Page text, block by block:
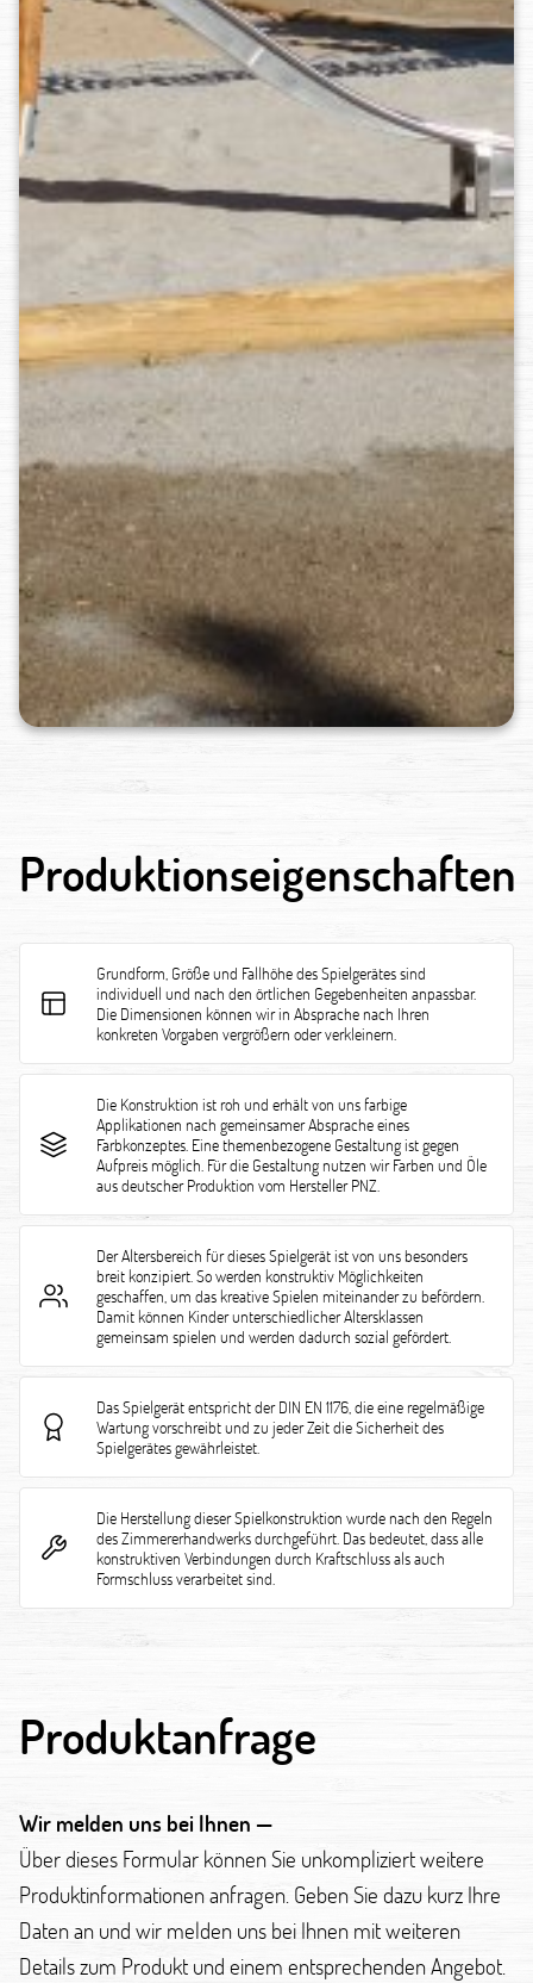
Produktionseigenschaften
Grundform, Größe und Fallhöhe des Spielgerätes sind
individuell und nach den örtlichen Gegebenheiten anpassbar.
Die Dimensionen können wir in Absprache nach Ihren
konkreten Vorgaben vergrößern oder verkleinern.
Die Konstruktion ist roh und erhält von uns farbige
Applikationen nach gemeinsamer Absprache eines
Farbkonzeptes. Eine themenbezogene Gestaltung ist gegen
Aufpreis möglich. Für die Gestaltung nutzen wir Farben und Öle
aus deutscher Produktion vom Hersteller PNZ.
Der Altersbereich für dieses Spielgerät ist von uns besonders
breit konzipiert. So werden konstruktiv Möglichkeiten
geschaffen, um das kreative Spielen miteinander zu befördern.
Damit können Kinder unterschiedlicher Altersklassen
gemeinsam spielen und werden dadurch sozial gefördert.
Das Spielgerät entspricht der DIN EN 1176, die eine regelmäßige
Wartung vorschreibt und zu jeder Zeit die Sicherheit des
Spielgerätes gewährleistet.
Die Herstellung dieser Spielkonstruktion wurde nach den Regeln
des Zimmererhandwerks durchgeführt. Das bedeutet, dass alle
konstruktiven Verbindungen durch Kraftschluss als auch
Formschluss verarbeitet sind.
Produktanfrage
Wir melden uns bei Ihnen —
Über dieses Formular können Sie unkompliziert weitere
Produktinformationen anfragen. Geben Sie dazu kurz Ihre
Daten an und wir melden uns bei Ihnen mit weiteren
Details zum Produkt und einem entsprechenden Angebot.